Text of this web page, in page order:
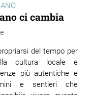
ci cambia
del tempo per
cultura locale e
più autentiche e
e sentieri che